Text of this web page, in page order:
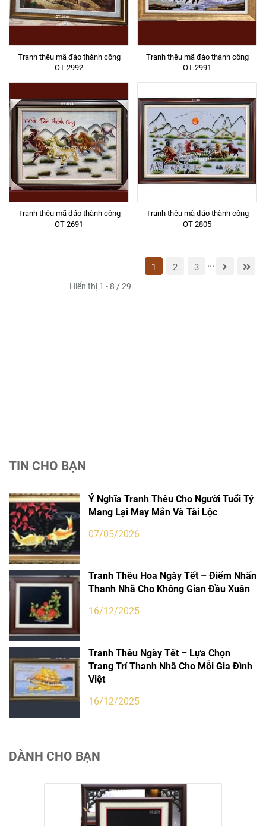
Tranh thêu mã đáo thành công
OT 2992
Tranh thêu mã đáo thành công
OT 2991
Tranh thêu mã đáo thành công
OT 2691
Tranh thêu mã đáo thành công
OT 2805
Hiển thị 1 - 8 / 29
1 2 3 ...
TIN CHO BẠN
Ý Nghĩa Tranh Thêu Cho Người Tuổi Tý
Mang Lại May Mắn Và Tài Lộc
07/05/2026
Tranh Thêu Hoa Ngày Tết – Điểm Nhấn
Thanh Nhã Cho Không Gian Đầu Xuân
16/12/2025
Tranh Thêu Ngày Tết – Lựa Chọn
Trang Trí Thanh Nhã Cho Mỗi Gia Đình
Việt
16/12/2025
DÀNH CHO BẠN